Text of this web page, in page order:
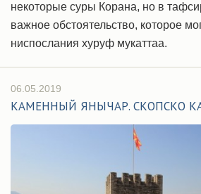
некоторые суры Корана, но в
важное обстоятельство, которое
ниспослания хуруф мукаттаа.
06.05.2019
КАМЕННЫЙ ЯНЫЧАР. СКОПСКО